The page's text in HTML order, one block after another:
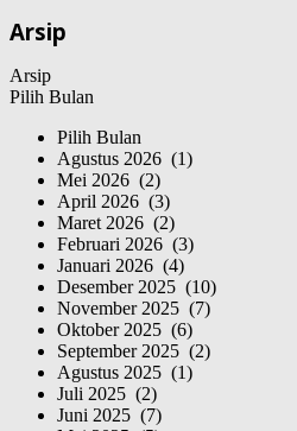
Arsip
Arsip
Pilih Bulan
Pilih Bulan
Agustus 2026 (1)
Mei 2026 (2)
April 2026 (3)
Maret 2026 (2)
Februari 2026 (3)
Januari 2026 (4)
Desember 2025 (10)
November 2025 (7)
Oktober 2025 (6)
September 2025 (2)
Agustus 2025 (1)
Juli 2025 (2)
Juni 2025 (7)